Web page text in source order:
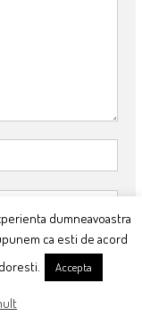
dumneavoastra
ca esti de acord
Accepta